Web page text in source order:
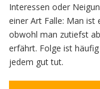
Interessen oder
einer Art Falle: Man ist
obwohl man zutiefst
erfährt. Folge ist
jedem gut tut.